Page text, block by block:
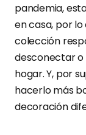
pandemia,
en casa, por
colección
desconectar
hogar. Y, por
hacerlo más
decoración